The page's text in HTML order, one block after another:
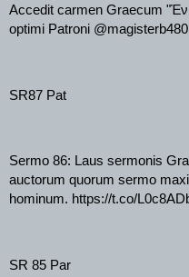
Accedit carmen Graecum
optimi Patroni @magisterb480
SR87 Pat
Sermo 86: Laus sermonis
auctorum quorum sermo
hominum. https://t.co/
SR 85 Par